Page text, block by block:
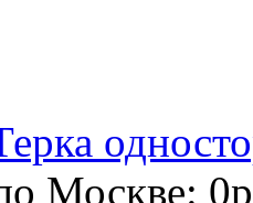
Москве: